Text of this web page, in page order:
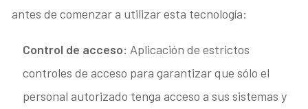
antes de comenzar a utilizar esta tecnología:
Control de acceso:Aplicación de estrictos
controles de acceso para garantizar que sólo el
personal autorizado tenga acceso a sus sistemas y